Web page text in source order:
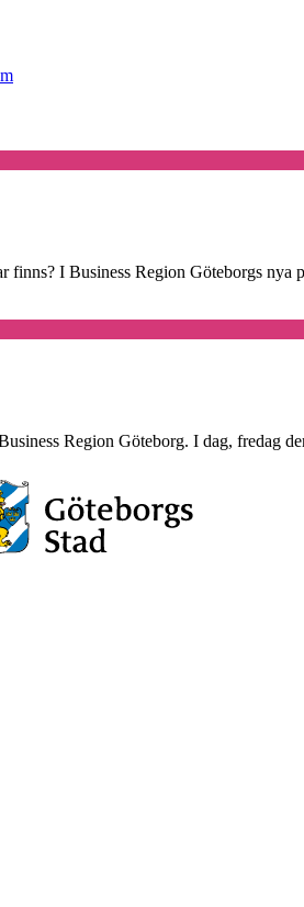
I Business Region Göteborgs nya
Region Göteborg. I dag, fredag